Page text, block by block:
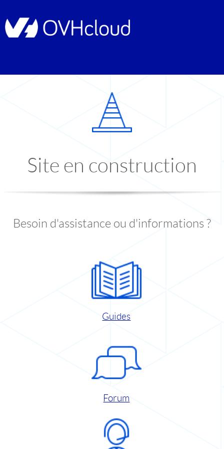
Site en construction
Besoin d'assistance ou d'informations ?
Guides
Forum